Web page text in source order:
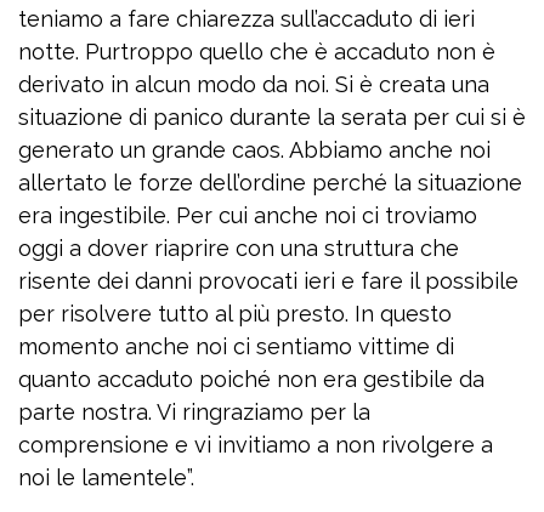
teniamo a fare chiarezza sull’accaduto di ieri
notte. Purtroppo quello che è accaduto non è
derivato in alcun modo da noi. Si è creata una
situazione di panico durante la serata per cui si è
generato un grande caos. Abbiamo anche noi
allertato le forze dell’ordine perché la situazione
era ingestibile. Per cui anche noi ci troviamo
oggi a dover riaprire con una struttura che
risente dei danni provocati ieri e fare il possibile
per risolvere tutto al più presto. In questo
momento anche noi ci sentiamo vittime di
quanto accaduto poiché non era gestibile da
parte nostra. Vi ringraziamo per la
comprensione e vi invitiamo a non rivolgere a
noi le lamentele”.